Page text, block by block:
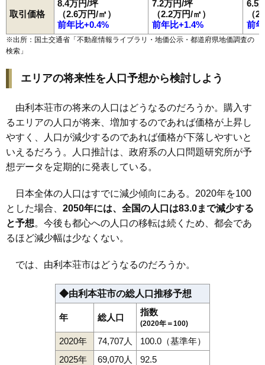
取引価格
8.4万円/坪
（2.6万円/㎡）
前年比+0.4%
7.2万円/坪
（2.2万円/㎡）
前年比+1.4%
6.5
（
前
※出所：国土交通省「不動産情報ライブラリ・地価公示・都道府県地価調査の
検索 」
エリアの将来性を人口予想から検討しよう
由利本荘市の将来の人口はどうなるのだろうか。購入す
るエリアの人口が将来、増加するのであれば価格が上昇し
やすく、人口が減少するのであれば価格が下落しやすいと
いえるだろう。人口推計は、政府系の人口問題研究所が予
想データを定期的に発表している。
日本全体の人口はすでに減少傾向にある。2020年を100
とした場合、 2050年には、全国の人口は83.0まで減少する
と予想。今後も都心への人口の移転は続くため、都会であ
るほど減少幅は少なくない。
では、由利本荘市はどうなるのだろうか。
◆由利本荘市の総人口推移予想
年 総人口
指数
(2020年＝100)
2020年 74,707人
100.0（基準年）
2025年
69,070人
92.5